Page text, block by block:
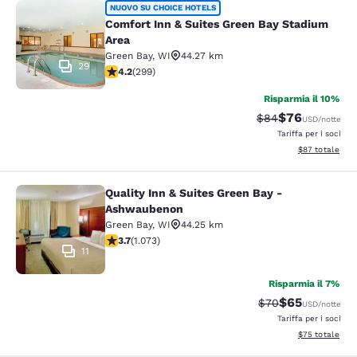
Comfort Inn & Suites Green Bay
29
NUOVO SU CHOICE HOTELS
Comfort Inn & Suites Green Bay Stadium
Area
Green Bay, WI
44.27 km
Valutazione di 4.19 stelle. Molto buono. 299 recensioni
4.2(299)
Risparmia il 10%
Tariffa di
$84Tariffa
$76USD/notte
Tariffa per i soci
Visualizza i
$87 totale
Quality Inn & Suites Green Bay -
11
Quality Inn & Suites Green Bay -
Ashwaubenon
Green Bay, WI
44.25 km
Valutazione di 3.66 stelle. Buono. 1073 recensioni
3.7(1.073)
Risparmia il 7%
Tariffa di
$70Tariffa
$65USD/notte
Tariffa per i soci
Visualizza i
$75 totale